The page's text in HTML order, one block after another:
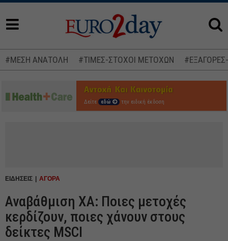
#ΜΕΣΗ ΑΝΑΤΟΛΗ #ΤΙΜΕΣ-ΣΤΟΧΟΙ ΜΕΤΟΧΩΝ
Δείτε εδώ την ειδική έκδοση
ΕΙΔΗΣΕΙΣ ΑΓΟΡΑ
Αναβάθμιση ΧΑ: Ποιες μετοχές
κερδίζουν, ποιες χάνουν στους
δείκτες MSCI